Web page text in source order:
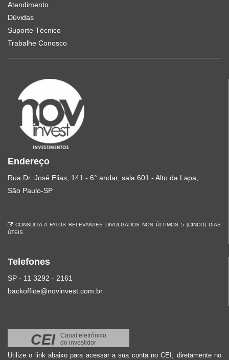
Atendimento
Dúvidas
Suporte Técnico
Trabalhe Conosco
Endereço
Rua Dr. José Elias, 141 - 6° andar, sala 601 - Alto da Lapa,
São Paulo-SP
CONSULTA A FATOS RELEVANTES DIVULGADOS NOS ÚLTIMOS 5 (CINCO) DIAS
ÚTEIS
Telefones
SP - 11 3292 - 2161
backoffice@novinvest.com.br
CEI
Canal eletrônico
do investidor
Utilize o link abaixo para acessar a sua conta no CEI, diretamente no